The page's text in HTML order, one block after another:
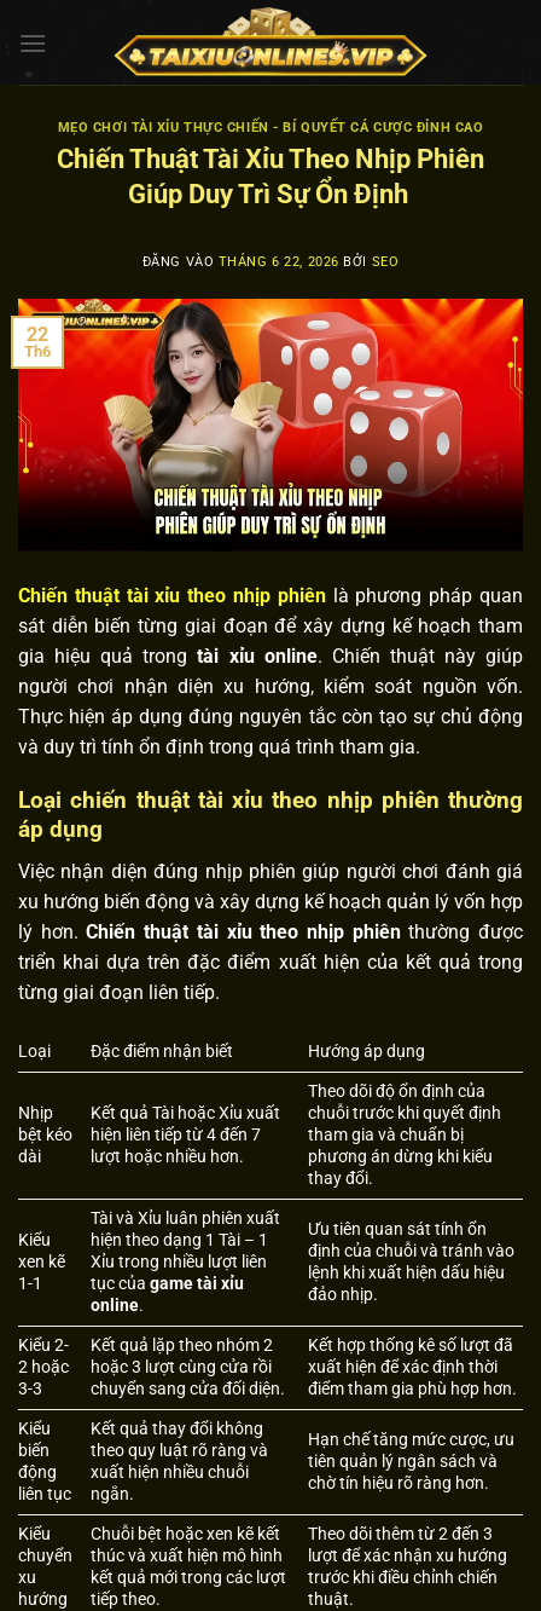
qua
MẸO CHƠI TÀI XỈU THỰC CHIẾN - BÍ QUYẾT CÁ CƯỢC ĐỈNH CAO
Chiến Thuật Tài Xỉu Theo Nhịp Phiên
Giúp Duy Trì Sự Ổn Định
ĐĂNG VÀO THÁNG 6 22, 2026 BỞI SEO
22
Th6
Chiến thuật tài xỉu theo nhịp phiênlà phương pháp quan
sát diễn biến từng giai đoạn để xây dựng kế hoạch tham
gia hiệu quả trongtài xỉu online. Chiến thuật này giúp
người chơi nhận diện xu hướng, kiểm soát nguồn vốn.
Thực hiện áp dụng đúng nguyên tắc còn tạo sự chủ động
và duy trì tính ổn định trong quá trình tham gia.
Loại chiến thuật tài xỉu theo nhịp phiên thường
áp dụng
Việc nhận diện đúng nhịp phiên giúp người chơi đánh giá
xu hướng biến động và xây dựng kế hoạch quản lý vốn hợp
lý hơn.Chiến thuật tài xỉu theo nhịp phiênthường được
triển khai dựa trên đặc điểm xuất hiện của kết quả trong
từng giai đoạn liên tiếp.
Loại Đặc điểm nhận biết Hướng áp dụng
Nhịp
bệt kéo
dài
Kết quả Tài hoặc Xỉu xuất
hiện liên tiếp từ 4 đến 7
lượt hoặc nhiều hơn.
Theo dõi độ ổn định của
chuỗi trước khi quyết định
tham gia và chuẩn bị
phương án dừng khi kiểu
thay đổi.
Kiểu
xen kẽ
1-1
Tài và Xỉu luân phiên xuất
hiện theo dạng 1 Tài – 1
Xỉu trong nhiều lượt liên
tục củagame tài xỉu
online.
Ưu tiên quan sát tính ổn
định của chuỗi và tránh vào
lệnh khi xuất hiện dấu hiệu
đảo nhịp.
Kiểu 2-
2 hoặc
3-3
Kết quả lặp theo nhóm 2
hoặc 3 lượt cùng cửa rồi
chuyển sang cửa đối diện.
Kết hợp thống kê số lượt đã
xuất hiện để xác định thời
điểm tham gia phù hợp hơn.
Kiểu
biến
động
liên tục
Kết quả thay đổi không
theo quy luật rõ ràng và
xuất hiện nhiều chuỗi
ngắn.
Hạn chế tăng mức cược, ưu
tiên quản lý ngân sách và
chờ tín hiệu rõ ràng hơn.
Kiểu
chuyển
xu
hướng
Chuỗi bệt hoặc xen kẽ kết
thúc và xuất hiện mô hình
kết quả mới trong các lượt
tiếp theo.
Theo dõi thêm từ 2 đến 3
lượt để xác nhận xu hướng
trước khi điều chỉnh chiến
thuật.